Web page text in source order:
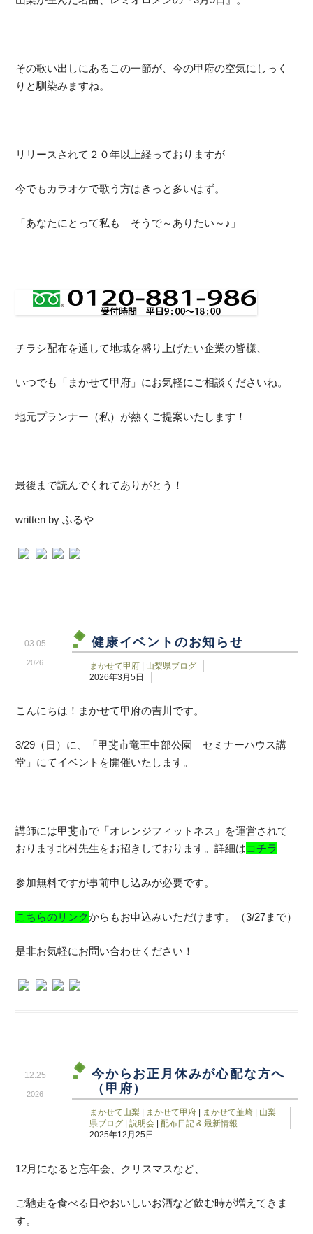
その歌い出しにあるこの一節が、今の甲府の空気にしっく
りと馴染みますね。
リリースされて２０年以上経っておりますが
今でもカラオケで歌う方はきっと多いはず。
「あなたにとって私も そうで～ありたい～♪」
チラシ配布を通して地域を盛り上げたい企業の皆様、
いつでも「まかせて甲府」にお気軽にご相談くださいね。
地元プランナー（私）が熱くご提案いたします！
最後まで読んでくれてありがとう！
written by ふるや
健康イベントのお知らせ
まかせて甲府
山梨県ブログ
2026年3月5日
2026
03.05
こんにちは！まかせて甲府の吉川です。
3/29（日）に、「甲斐市竜王中部公園 セミナーハウス講
堂」にてイベントを開催いたします。
講師には甲斐市で「オレンジフィットネス」を運営されて
おります北村先生をお招きしております。詳細はコチラ
参加無料ですが事前申し込みが必要です。
こちらのリンクからもお申込みいただけます。（3/27まで）
是非お気軽にお問い合わせください！
今からお正月休みが心配な方へ
（甲府）
まかせて山梨 まかせて甲府 まかせて韮崎
山梨
県ブログ |説明会
配布日記 & 最新情報
2025年12月25日
2026
12.25
12月になると忘年会、クリスマスなど、
ご馳走を食べる日やおいしいお酒など飲む時が増えてきま
す。